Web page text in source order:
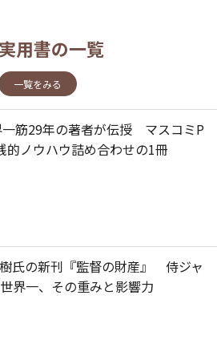
実用書の一覧
一覧をみる
一筋29年の著者が伝授 マスコミP
的ノウハウ詰め合わせの1冊
氏の新刊『監督の財産』 侍ジャ
界一、その重みと影響力